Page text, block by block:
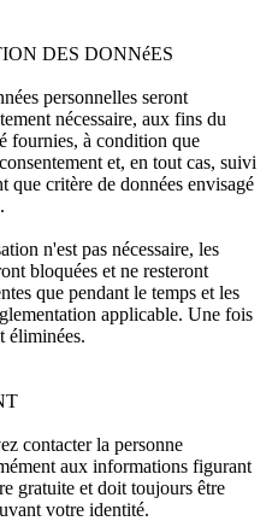
DES DONNéES
personnelles seront
nécessaire, aux fins du
fournies, à condition que
et, en tout cas, suivi
critère de données envisagé
n'est pas nécessaire, les
bloquées et ne resteront
que pendant le temps et les
applicable. Une fois
éliminées.
contacter la personne
aux informations figurant
gratuite et doit toujours être
votre identité.